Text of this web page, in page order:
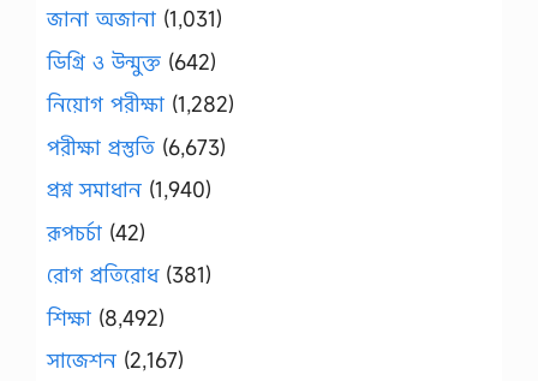
জানা অজানা (1,031)
ডিগ্রি ও উন্মুক্ত (642)
নিয়োগ পরীক্ষা (1,282)
পরীক্ষা প্রস্তুতি (6,673)
প্রশ্ন সমাধান (1,940)
রূপচর্চা (42)
রোগ প্রতিরোধ(381)
শিক্ষা (8,492)
সাজেশন (2,167)